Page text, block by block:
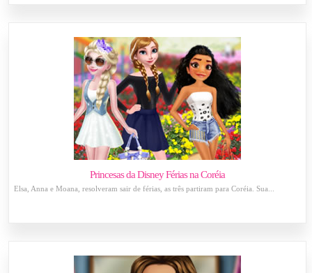
Princesas da Disney Férias na Coréia
Elsa, Anna e Moana, resolveram sair de férias, as três partiram para Coréia. Sua...